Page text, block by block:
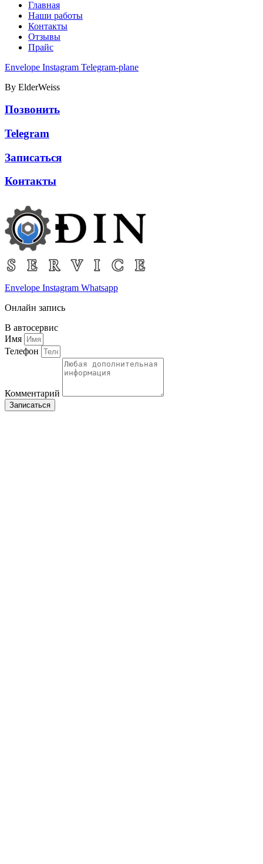
Главная
Наши работы
Контакты
Отзывы
Прайс
Envelope Instagram Telegram-plane
By ElderWeiss
Позвонить
Telegram
Записаться
Контакты
Envelope Instagram Whatsapp
Онлайн запись
В автосервис
Имя
Телефон
Комментарий
Записаться